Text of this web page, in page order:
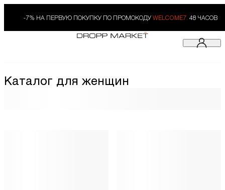
-7% НА ПЕРВУЮ ПОКУПКУ ПО ПРОМОКОДУ WELCOME7. 48 ЧАСОВ
Каталог для женщин